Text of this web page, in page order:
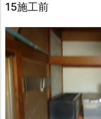
15施工前